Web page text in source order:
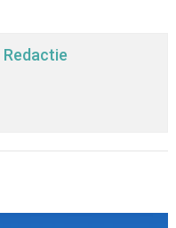
Redactie